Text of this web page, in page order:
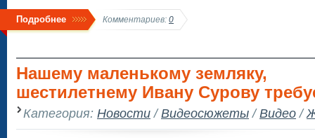
Подробнее Комментариев: 0
Нашему маленькому земляку,
шестилетнему Ивану Сурову
Категория: Новости/Видеосюжеты/Видео/